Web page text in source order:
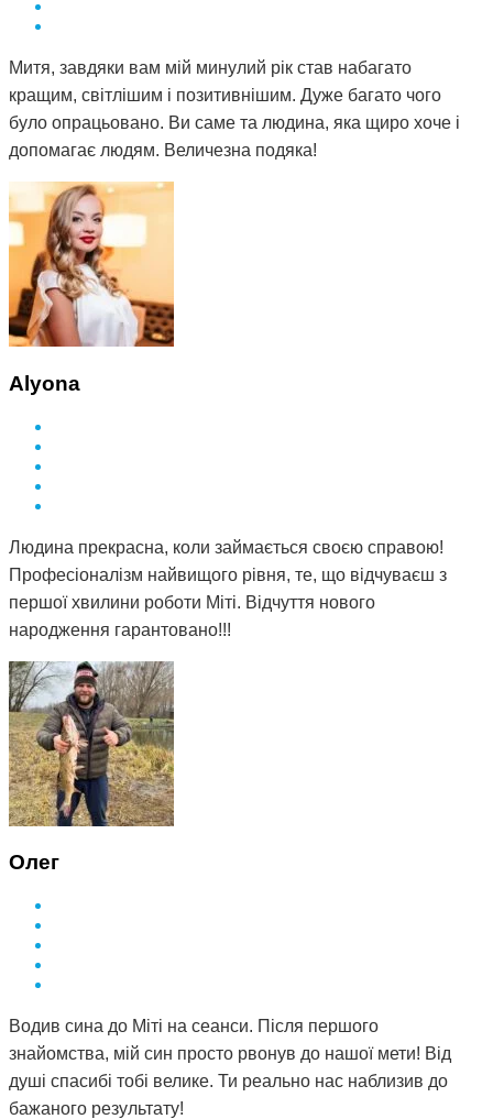
Митя, завдяки вам мій минулий рік став набагато
кращим, світлішим і позитивнішим. Дуже багато чого
було опрацьовано. Ви саме та людина, яка щиро хоче і
допомагає людям. Величезна подяка!
Alyona
Людина прекрасна, коли займається своєю справою!
Професіоналізм найвищого рівня, те, що відчуваєш з
першої хвилини роботи Міті. Відчуття нового
народження гарантовано!!!
Олег
Водив сина до Міті на сеанси. Після першого
знайомства, мій син просто рвонув до нашої мети! Від
душі спасибі тобі велике. Ти реально нас наблизив до
бажаного результату!